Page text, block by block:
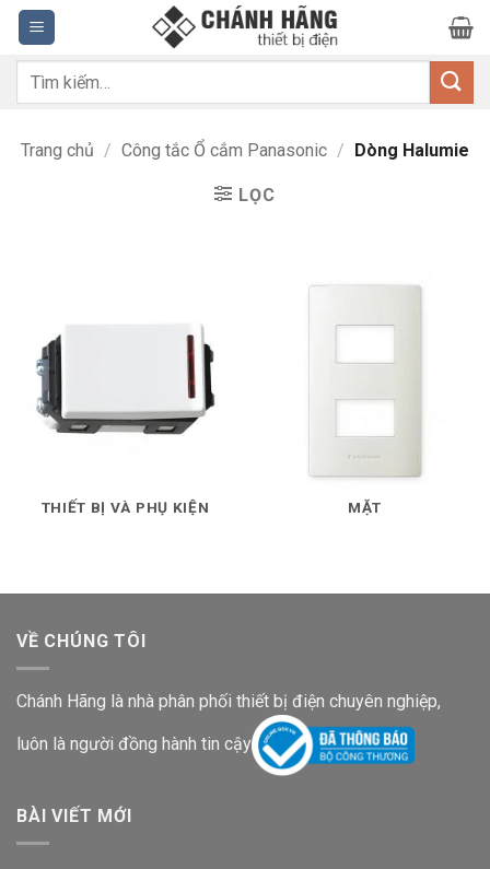
Bỏ
qua
nội
dung
Tìm
Trang chủ / Công tắc Ổ cắm Panasonic / Dòng Halumie
LỌC
THIẾT BỊ VÀ PHỤ KIỆN MẶT
VỀ CHÚNG TÔI
Chánh Hãng là nhà phân phối thiết bị điện chuyên nghiệp,
luôn là người đồng hành tin cậy
BÀI VIẾT MỚI